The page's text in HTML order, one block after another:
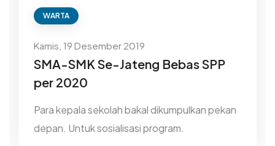
WARTA
Kamis, 19 Desember 2019
SMA-SMK Se-Jateng Bebas SPP
per 2020
Para kepala sekolah bakal dikumpulkan pekan
depan. Untuk sosialisasi program.